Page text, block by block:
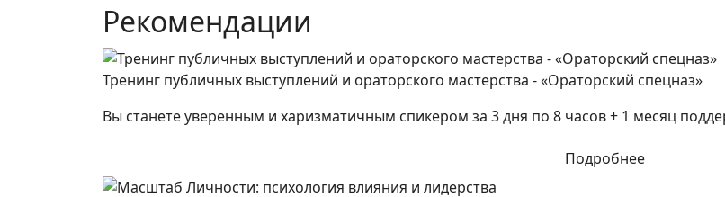
Рекомендации
Тренинг публичных выступлений и ораторского мастерства - «Ораторский спецназ»
Вы станете уверенным и харизматичным спикером за 3 дня по 8 часов + 1 месяц
Подробнее